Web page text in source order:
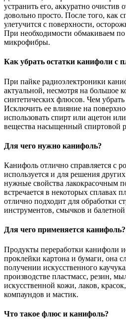
устранить его, аккуратно очистив
довольно просто. После того, как
улетучится с поверхности,
При необходимости обмакиваем
микрофибры.
Как убрать остатки канифоли с
При пайке радиоэлектроники
актуальной, несмотря на большое
синтетических флюсов. Чем
Исключить ее влияние на
использовать спирт или ацетон
вещества насыщенный спиртовой
Для чего нужно канифоль?
Канифоль отлично справляется с
используется и для решения
нужные свойства лакокрасочным
встречается в некоторых сплавах
отлично подходит для обработки
инструментов, смычков и
Для чего применяется канифоль?
Продукты переработки канифоли
проклейки картона и бумаги, она
получении искусственного
производстве пластмасс, резин,
искусственной кожи, лаков,
компаундов и мастик.
Что такое флюс и канифоль?